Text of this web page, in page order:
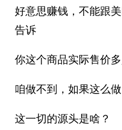
好意思赚钱，不能跟
告诉
你这个商品实际售价
咱做不到，如果这么
这一切的源头是啥？